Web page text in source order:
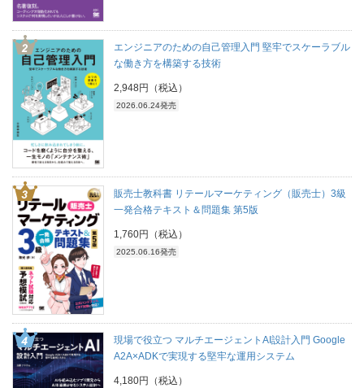
エンジニアのための自己管理入門 堅牢でスケーラブル
な働き方を構築する技術
2,948円（税込）
2026.06.24発売
販売士教科書 リテールマーケティング（販売士）3級
一発合格テキスト＆問題集 第5版
1,760円（税込）
2025.06.16発売
現場で役立つ マルチエージェントAI設計入門 Google
A2A×ADKで実現する堅牢な運用システム
4,180円（税込）